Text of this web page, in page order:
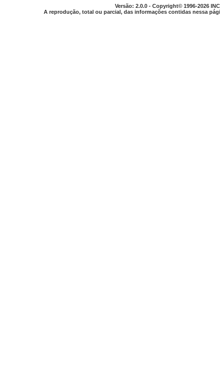
Versão: 2.0.0 - Copyright© 1996-2026
A reprodução, total ou parcial, das informações contidas nessa